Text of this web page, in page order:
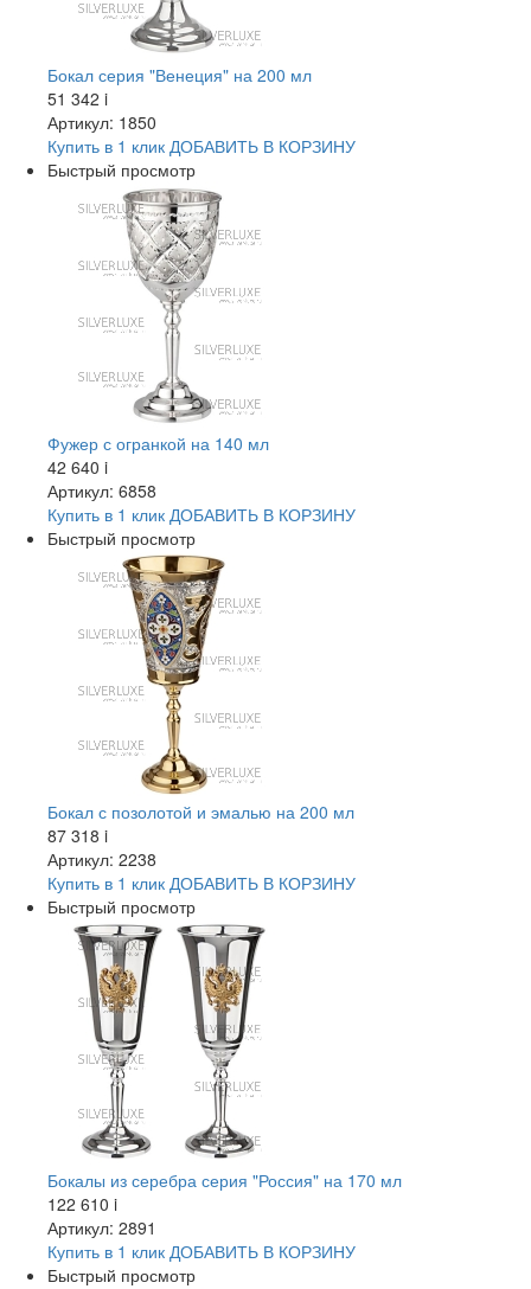
Бокал серия "Венеция" на 200 мл
51 342 i
Артикул: 1850
Купить в 1 клик ДОБАВИТЬ В КОРЗИНУ
Быстрый просмотр
Фужер с огранкой на 140 мл
42 640 i
Артикул: 6858
Купить в 1 клик ДОБАВИТЬ В КОРЗИНУ
Быстрый просмотр
Бокал с позолотой и эмалью на 200 мл
87 318 i
Артикул: 2238
Купить в 1 клик ДОБАВИТЬ В КОРЗИНУ
Быстрый просмотр
Бокалы из серебра серия "Россия" на 170 мл
122 610 i
Артикул: 2891
Купить в 1 клик ДОБАВИТЬ В КОРЗИНУ
Быстрый просмотр